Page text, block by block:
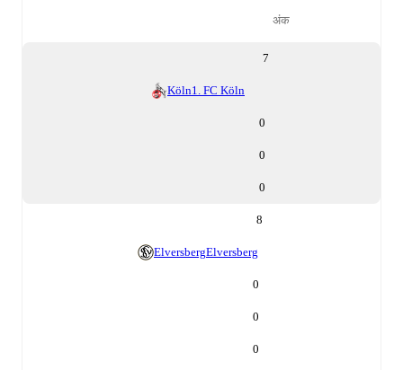
अंक
7
Köln1. FC Köln
0
0
0
8
ElversbergElversberg
0
0
0